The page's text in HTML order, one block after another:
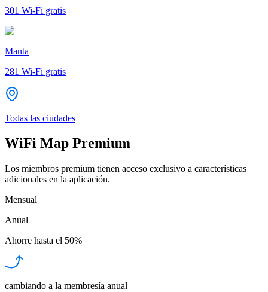
301 Wi-Fi gratis
Manta
281 Wi-Fi gratis
Todas las ciudades
WiFi Map Premium
Los miembros premium tienen acceso exclusivo a características
adicionales en la aplicación.
Mensual
Anual
Ahorre hasta el 50%
cambiando a la membresía anual